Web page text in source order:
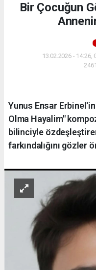
Bir Çocuğun
13.02.2026 - 14:26,
Yunus Ensar
Olma Hayalim"
bilinciyle
farkındalığını gözler